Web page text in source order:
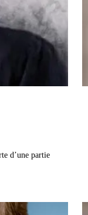
d’une partie